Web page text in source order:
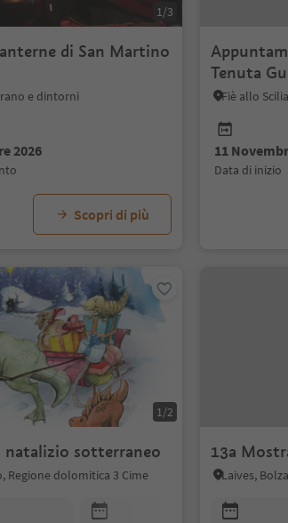
1/3
di San Martino
e dintorni
2026
Scopri di più
Tenuta
11
data di inizio
1/2
natalizio sotterraneo
Regione dolomitica 3 Cime
13a
Laives,